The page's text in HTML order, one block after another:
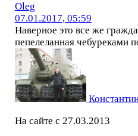
Oleg
07.01.2017, 05:59
Наверное это все же
пепелеланная чебуреками
На сайте с 27.03.2013